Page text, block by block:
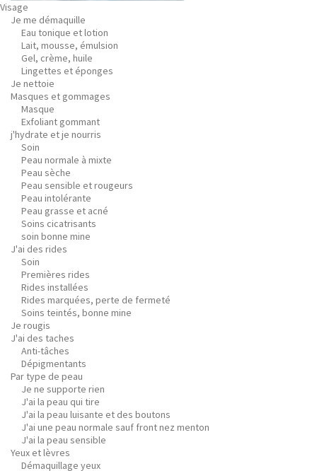
Visage
Je me démaquille
Eau tonique et lotion
Lait, mousse, émulsion
Gel, crème, huile
Lingettes et éponges
Je nettoie
Masques et gommages
Masque
Exfoliant gommant
j'hydrate et je nourris
Soin
Peau normale à mixte
Peau sèche
Peau sensible et rougeurs
Peau intolérante
Peau grasse et acné
Soins cicatrisants
soin bonne mine
J'ai des rides
Soin
Premières rides
Rides installées
Rides marquées, perte de fermeté
Soins teintés, bonne mine
Je rougis
J'ai des taches
Anti-tâches
Dépigmentants
Par type de peau
Je ne supporte rien
J'ai la peau qui tire
J'ai la peau luisante et des boutons
J'ai une peau normale sauf front nez menton
J'ai la peau sensible
Yeux et lèvres
Démaquillage yeux